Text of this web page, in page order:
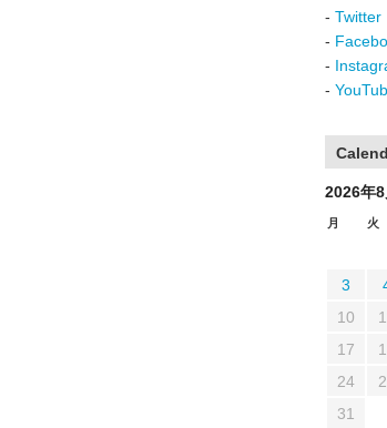
- Twitter
-
-
-
2026年8
月 火
3
10
17
24
31